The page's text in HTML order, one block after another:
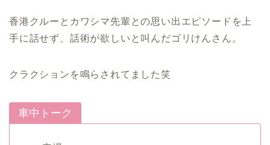
香港クルーとカワシマ先輩との思い出エピソードを上
手に話せず、話術が欲しいと叫んだゴリけんさん。
クラクションを鳴らされてました笑
車中トーク